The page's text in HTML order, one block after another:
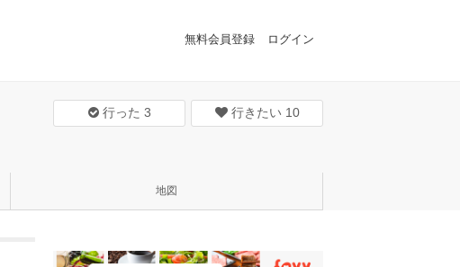
無料会員登録 ログイン
行った 3 行きたい 10
地図